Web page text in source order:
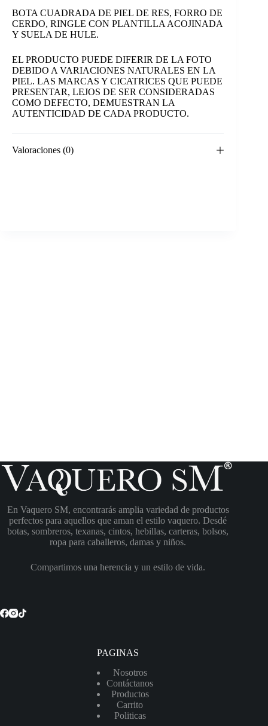
BOTA CUADRADA DE PIEL DE RES, FORRO DE
CERDO, RINGLE CON PLANTILLA ACOJINADA
Y SUELA DE HULE.
EL PRODUCTO PUEDE DIFERIR DE LA FOTO
DEBIDO A VARIACIONES NATURALES EN LA
PIEL. LAS MARCAS Y CICATRICES QUE PUEDE
PRESENTAR, LEJOS DE SER CONSIDERADAS
COMO DEFECTO, DEMUESTRAN LA
AUTENTICIDAD DE CADA PRODUCTO.
Valoraciones (0)
En Vaquero SM, encontrarás amplia variedad de productos
perfectos para aquellos que aman el estilo vaquero. Desdé
botas, sombreros, texanas, cintos, hebillas, carteras, bolsos,
ropa para caballeros, damas y niños.
Compartimos una herencia y un estilo de vida.
PAGINAS
Nosotros
Contáctanos
Productos
Carrito
Politicas